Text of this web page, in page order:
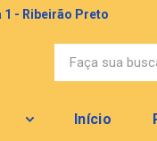
1 - Ribeirão Preto
Início